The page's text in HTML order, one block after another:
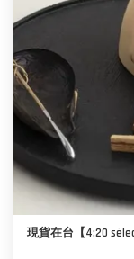
現貨在台【4:20